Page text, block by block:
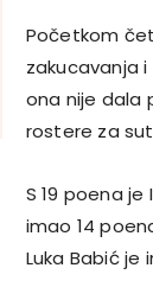
Početkom
zakucavanja
ona nije dala
rostere za
S 19 poena
imao 14
Luka Babić je